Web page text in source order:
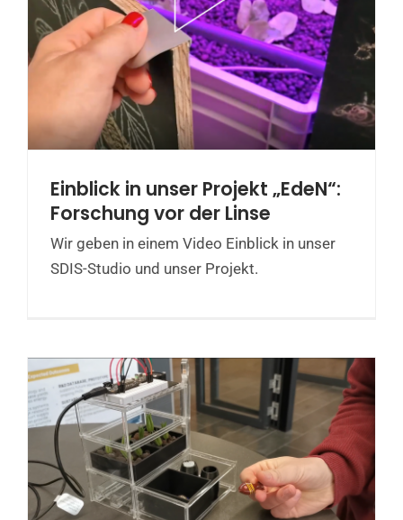
Einblick in unser Projekt „EdeN“:
Forschung vor der Linse
Wir geben in einem Video Einblick in unser
SDIS-Studio und unser Projekt.